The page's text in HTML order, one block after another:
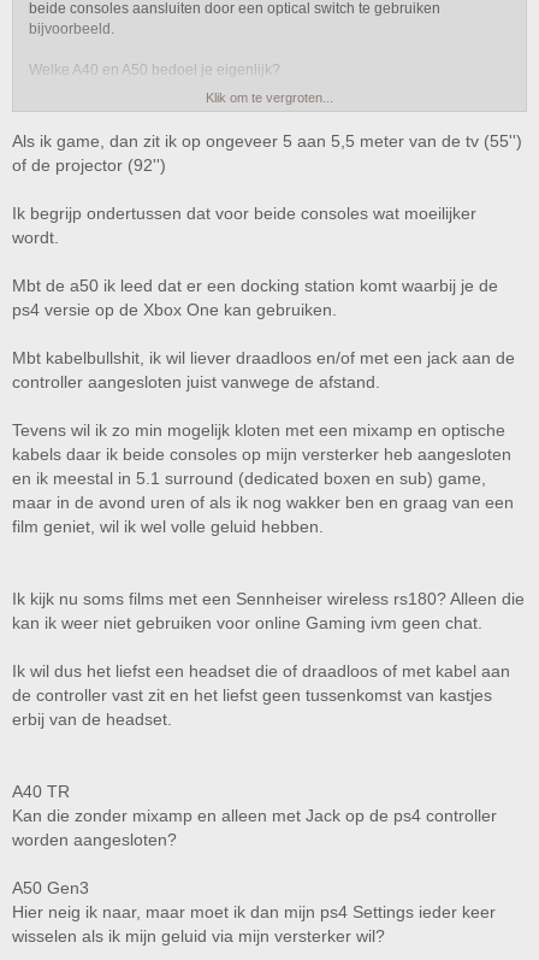
beide consoles aansluiten door een optical switch te gebruiken
bijvoorbeeld.
Welke A40 en A50 bedoel je eigenlijk?
* A50 gen.2 (met kleine mixamp) moet kabeltje naar controller voor
voicechat, en kabeltje voor opladen headset. Geluid = A40 2015
* A50 gen.3 (met dockingstation) hoeft geen kabel naar controller, opladen
op dockingstation, dus 100% wireless. Geluid = A40TR
* A40 2015 (met mixamp) zelfde geluid als A50 gen2 maar dan bedraad.
* A40 2015 (met M80 amp) << hier weet ik niet precies hoe dat zit met
^^^^allemaal hebben ze 7.1 surround, alleen A50 gen3 en A40TR hebben
Wat betreft 'kabelbullshit' waar je het over hebt snap ik niet helemaal. Een
komen. Bij de A50 gen3 is het een 'mixamp' die tevens dient als
oplaadstation. A40 heeft dan een mixamp waar je het volume op moet
regelen en nog een kabel van mixamp naar headset hebt uiteraard. Dus is
maar net wat je wilt. Zit je aan een bureau of 5 meter van een TV
vandaan? Bedraad/draadloos of draadloos?
persoonlijk. Ik heb zelf een A40TR en na wat tweaken klinkt hij echt super.
Ik zou niet zonder deze equalizer setting (file) kunnen, want dan klinkt het
De A40TR en A50 gen3 hebben goede bas, maar wil je je oren voelen
echter geen equalizer en hebben alleen de meegeleverde/ingebouwde
geluidsstanden.
klinken. Dat heb ik bij andere surround headsets ook altijd gehad. Ik zet
liever de surround uit en kies voor stereo, want dan is de geluidskwaliteit
beter. Ik hoor zelfs (in een shooter) beter de voetstappen in stereo dan in
surround bijvoorbeeld. Ik vind alleen het surround geluid van de A50 gen2
dat is ook weer persoonlijk natuurlijk.
Dus, of het nou een A40 of A50 is, je zult toch een optical switch ertussen
moeten zetten om het geluid van beide consoles te kunnen ontvangen.
Klik om te vergroten...
Als ik game, dan zit ik op ongeveer 5 aan 5,5 meter van de tv (55'')
of de projector (92'')
Ik begrijp ondertussen dat voor beide consoles wat moeilijker
wordt.
Mbt de a50 ik leed dat er een docking station komt waarbij je de
ps4 versie op de Xbox One kan gebruiken.
Mbt kabelbullshit, ik wil liever draadloos en/of met een jack aan de
controller aangesloten juist vanwege de afstand.
Tevens wil ik zo min mogelijk kloten met een mixamp en optische
kabels daar ik beide consoles op mijn versterker heb aangesloten
en ik meestal in 5.1 surround (dedicated boxen en sub) game,
maar in de avond uren of als ik nog wakker ben en graag van een
film geniet, wil ik wel volle geluid hebben.
Ik kijk nu soms films met een Sennheiser wireless rs180? Alleen die
kan ik weer niet gebruiken voor online Gaming ivm geen chat.
Ik wil dus het liefst een headset die of draadloos of met kabel aan
de controller vast zit en het liefst geen tussenkomst van kastjes
erbij van de headset.
A40 TR
Kan die zonder mixamp en alleen met Jack op de ps4 controller
worden aangesloten?
A50 Gen3
Hier neig ik naar, maar moet ik dan mijn ps4 Settings ieder keer
wisselen als ik mijn geluid via mijn versterker wil?